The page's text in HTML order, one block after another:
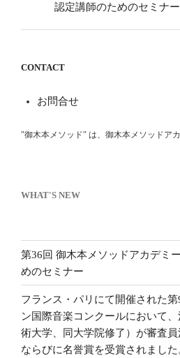
認定講師のためのセミナー
CONTACT
お問合せ
"御木本メソッド" は、御木本メソッドア
WHAT'S NEW
第36回 御木本メソッドアカデミ
めのセミナー
フランス・パリにて開催された
ン国際音楽コンクールにおいて
術大学、同大学院修了）が審査員
ならびに名誉賞を受賞されました